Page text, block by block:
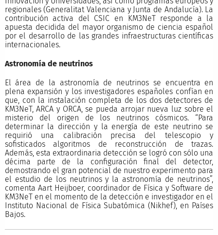
regionales (Generalitat Valenciana y Junta de Andalucía). La
contribución activa del CSIC en KM3NeT responde a la
apuesta decidida del mayor organismo de ciencia español
por el desarrollo de las grandes infraestructuras científicas
internacionales.
Astronomía de neutrinos
El área de la astronomía de neutrinos se encuentra en
plena expansión y los investigadores españoles confían en
que, con la instalación completa de los dos detectores de
KM3NeT, ARCA y ORCA, se pueda arrojar nueva luz sobre el
misterio del origen de los neutrinos cósmicos. “Para
determinar la dirección y la energía de este neutrino se
requirió una calibración precisa del telescopio y
sofisticados algoritmos de reconstrucción de trazas.
Además, esta extraordinaria detección se logró con sólo una
décima parte de la configuración final del detector,
demostrando el gran potencial de nuestro experimento para
el estudio de los neutrinos y la astronomía de neutrinos”,
comenta Aart Heijboer, coordinador de Física y Software de
KM3NeT en el momento de la detección e investigador en el
Instituto Nacional de Física Subatómica (Nikhef), en Países
Bajos.